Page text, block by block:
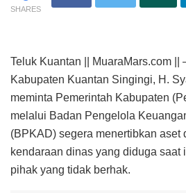
SHARES
Teluk Kuantan || MuaraMars.com
Kabupaten Kuantan Singingi, H.
meminta Pemerintah Kabupaten
melalui Badan Pengelola
(BPKAD) segera menertibkan aset
kendaraan dinas yang diduga saat
pihak yang tidak berhak.